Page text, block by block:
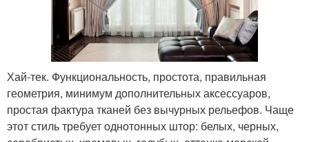
Хай-тек. Функциональность, простота, правильная
геометрия, минимум дополнительных аксессуаров,
простая фактура тканей без вычурных рельефов. Чаще
этот стиль требует однотонных штор: белых, черных,